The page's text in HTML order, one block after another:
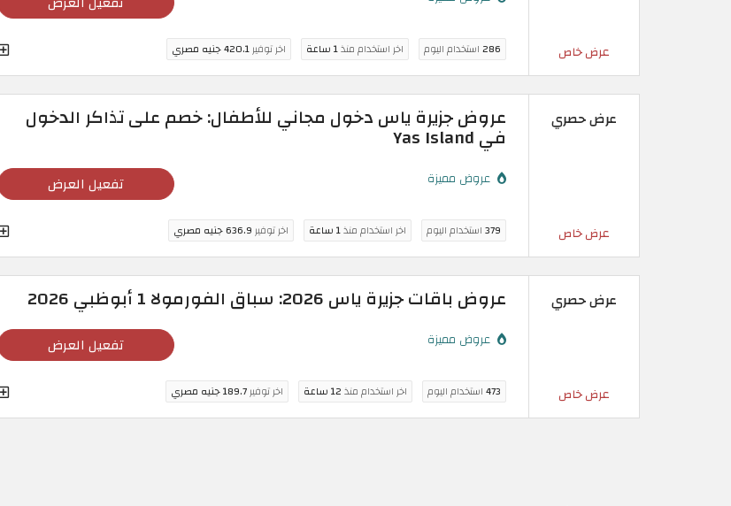
عرض خاص 286استخدام اليوم اخر استخدام منذ1 ساعة اخر توفير420.1 جنيه مصري
عرض حصري
عرض خاص
عروض جزيرة ياس دخول مجاني للأطفال: خصم على تذاكر الدخول
في Yas Island
عروض مميزة تفعيل العرض
379استخدام اليوم اخر استخدام منذ1 ساعة اخر توفير636.9 جنيه مصري
عرض حصري
عرض خاص
عروض باقات جزيرة ياس 2026: سباق الفورمولا 1 أبوظبي 2026
عروض مميزة تفعيل العرض
473استخدام اليوم اخر استخدام منذ12 ساعة اخر توفير189.7 جنيه مصري